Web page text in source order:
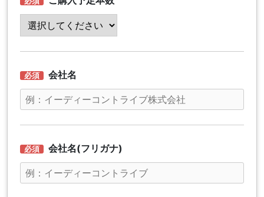
会社名
会社名(フリガナ)